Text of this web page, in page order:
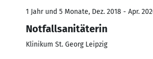
1 Jahr und 5 Monate, Dez. 2018 - Apr.
Notfallsanitäterin
Klinikum St. Georg Leipzig